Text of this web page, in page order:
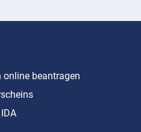
online beantragen